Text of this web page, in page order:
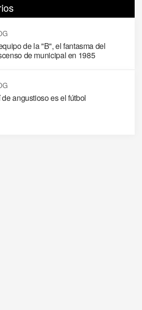
de la "B", el fantasma del
de municipal en 1985
angustioso es el fútbol